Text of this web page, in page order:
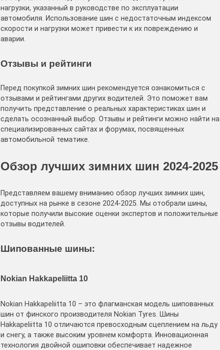
нагрузки, указанный в руководстве по эксплуатации
автомобиля. Использование шин с недостаточным индексом
скорости и нагрузки может привести к их повреждению и
аварии.
Отзывы и рейтинги
Перед покупкой зимних шин рекомендуется ознакомиться с
отзывами и рейтингами других водителей. Это поможет вам
получить представление о реальных характеристиках шин и
сделать осознанный выбор. Отзывы и рейтинги можно найти на
специализированных сайтах и форумах, посвященных
автомобильной тематике.
Обзор лучших зимних шин 2024-2025
Представляем вашему вниманию обзор лучших зимних шин,
доступных на рынке в сезоне 2024-2025. Мы отобрали шины,
которые получили высокие оценки экспертов и положительные
отзывы водителей.
Шипованные шины:
Nokian Hakkapeliitta 10
Nokian Hakkapeliitta 10 – это флагманская модель шипованных
шин от финского производителя Nokian Tyres. Шины
Hakkapeliitta 10 отличаются превосходным сцеплением на льду
и снегу, а также высоким уровнем комфорта. Инновационная
технология двойной ошиповки обеспечивает надежное